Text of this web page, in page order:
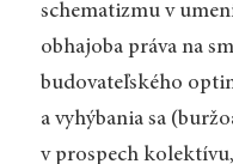
schematizmu v
obhajoba práva na
budovateľského
a vyhýbania sa
v prospech